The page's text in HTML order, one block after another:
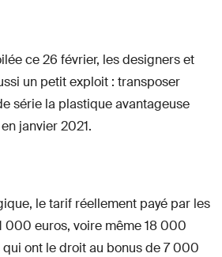
ce 26 février, les designers et
un petit exploit : transposer
série la plastique avantageuse
janvier 2021.
le tarif réellement payé par les
000 euros, voire même 18 000
ont le droit au bonus de 7 000